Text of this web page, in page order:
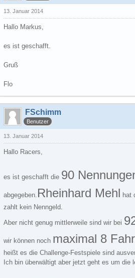
13. Januar 2014
Hallo Markus,
es ist geschafft.
Gruß
Flo
FSchimm
Benutzer
13. Januar 2014
Hallo Racers,
es ist geschafft die 90
abgegeben. Rheinhard Mehl hat
zahlt kein Nenngeld.
Aber nicht genug mittlerweile sind wir bei
wir können noch maximal 8
heißt es die Challenge-Festspiele sind
Ich bin überwältigt aber jetzt geht es um die